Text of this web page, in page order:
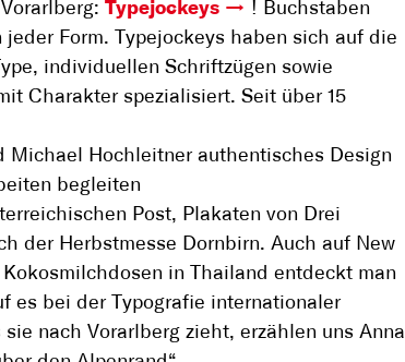
Typejockeys
! Buchstaben
Form. Typejockeys haben sich auf die
individuellen Schriftzügen sowie
Charakter spezialisiert. Seit über 15
Michael Hochleitner authentisches Design
begleiten
Post, Plakaten von Drei
der Herbstmesse Dornbirn. Auch auf New
in Thailand entdeckt man
es bei der Typografie internationaler
nach Vorarlberg zieht, erzählen uns Anna